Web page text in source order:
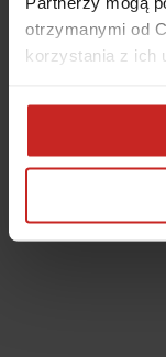
otrzymanymi od
korzystania z ich